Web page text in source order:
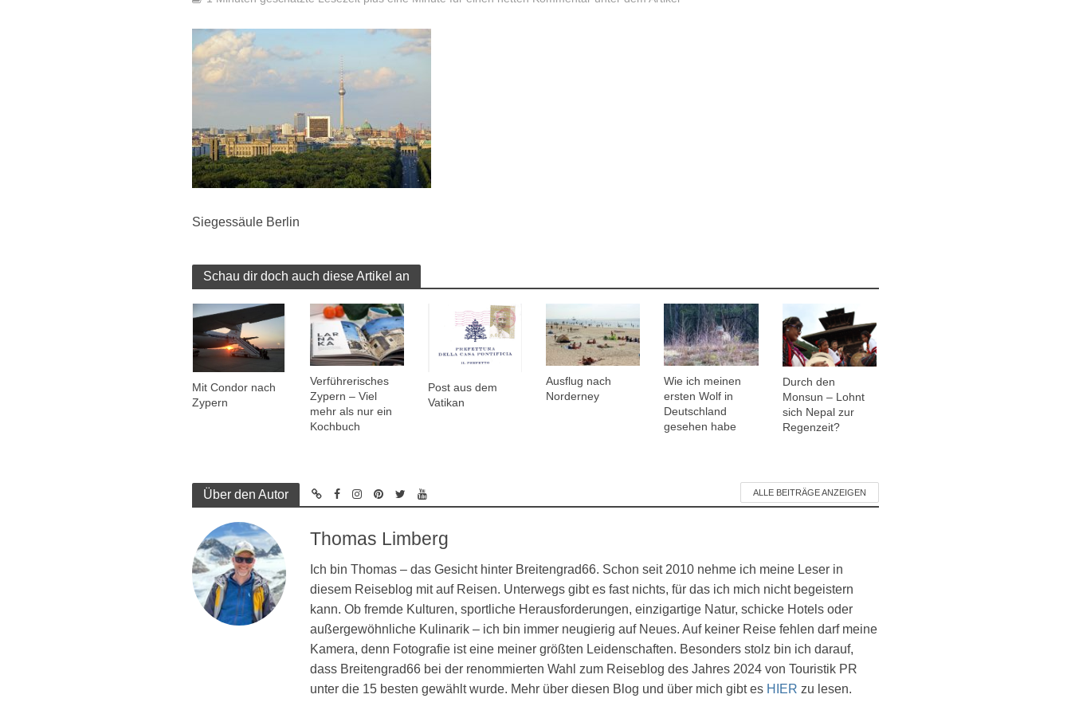
Siegessäule Berlin
Schau dir doch auch diese Artikel an
Mit Condor nach
Zypern
Verführerisches
Zypern – Viel
mehr als nur ein
Kochbuch
Post aus dem
Vatikan
Ausflug nach
Norderney
Wie ich meinen
ersten Wolf in
Deutschland
gesehen habe
Durch den
Monsun – Lohnt
sich Nepal zur
Regenzeit?
Über den Autor ALLE BEITRÄGE ANZEIGEN
Thomas Limberg
Ich bin Thomas – das Gesicht hinter Breitengrad66. Schon seit 2010 nehme ich meine Leser in
diesem Reiseblog mit auf Reisen. Unterwegs gibt es fast nichts, für das ich mich nicht begeistern
kann. Ob fremde Kulturen, sportliche Herausforderungen, einzigartige Natur, schicke Hotels oder
außergewöhnliche Kulinarik – ich bin immer neugierig auf Neues. Auf keiner Reise fehlen darf meine
Kamera, denn Fotografie ist eine meiner größten Leidenschaften. Besonders stolz bin ich darauf,
dass Breitengrad66 bei der renommierten Wahl zum Reiseblog des Jahres 2024 von Touristik PR
unter die 15 besten gewählt wurde. Mehr über diesen Blog und über mich gibt es HIER zu lesen.